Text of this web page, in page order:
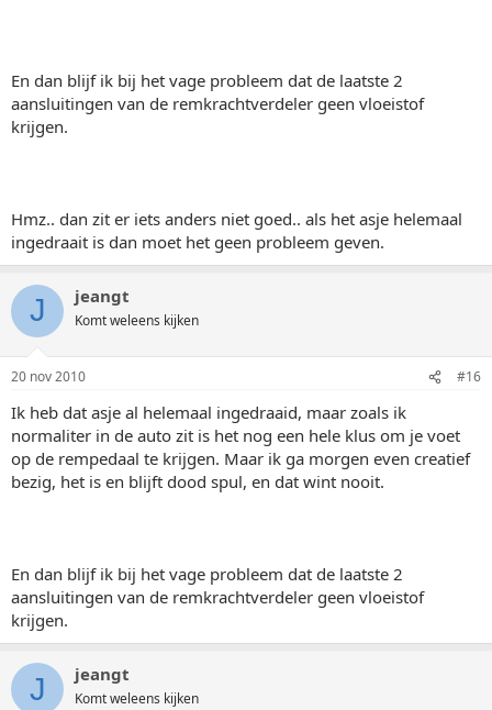
En dan blijf ik bij het vage probleem dat de laatste 2
aansluitingen van de remkrachtverdeler geen vloeistof
krijgen.
Hmz.. dan zit er iets anders niet goed.. als het asje helemaal
ingedraait is dan moet het geen probleem geven.
J jeangt
Komt weleens kijken
20 nov 2010 #16
Ik heb dat asje al helemaal ingedraaid, maar zoals ik
normaliter in de auto zit is het nog een hele klus om je voet
op de rempedaal te krijgen. Maar ik ga morgen even creatief
bezig, het is en blijft dood spul, en dat wint nooit.
En dan blijf ik bij het vage probleem dat de laatste 2
aansluitingen van de remkrachtverdeler geen vloeistof
krijgen.
J jeangt
Komt weleens kijken